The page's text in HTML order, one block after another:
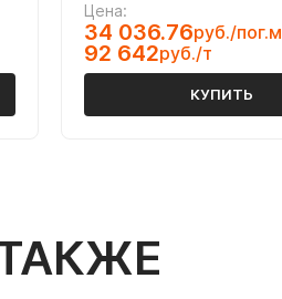
Цена:
34 036.76руб./пог.м
92 642руб./т
КУПИТЬ